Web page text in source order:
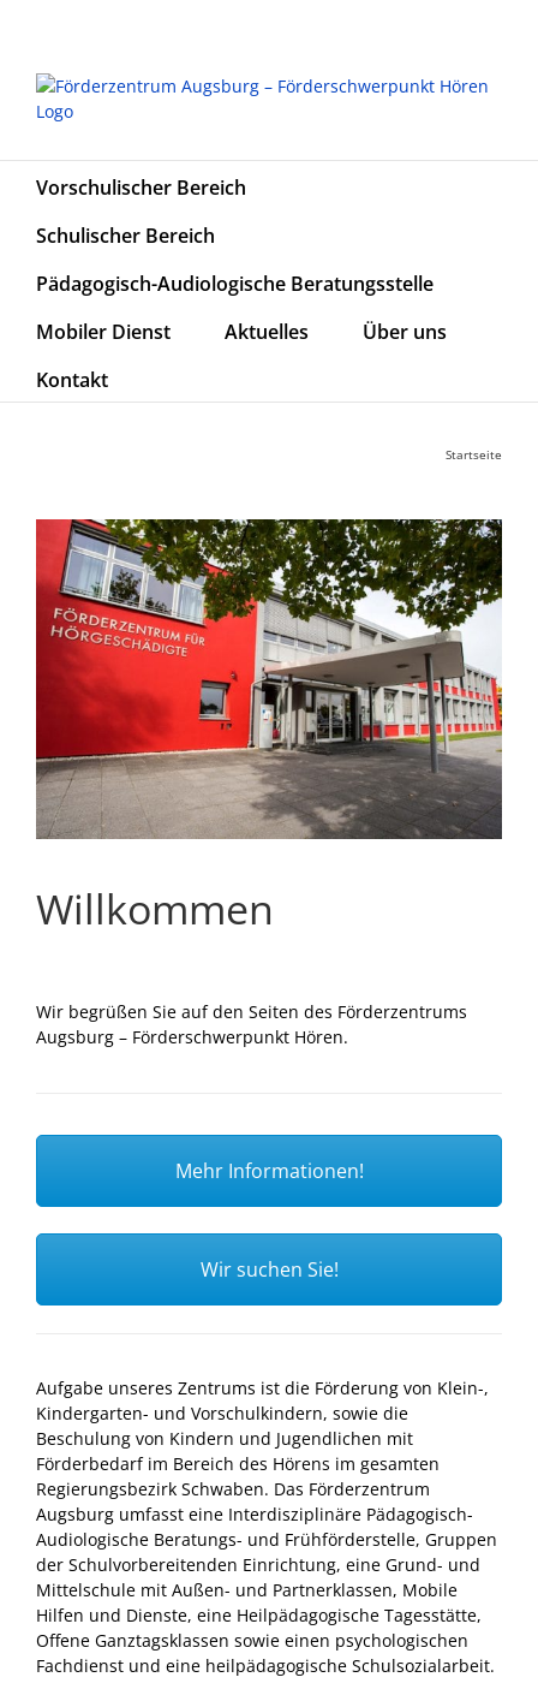
Vorschulischer Bereich
Schulischer Bereich
Pädagogisch-Audiologische Beratungsstelle
Mobiler Dienst
Aktuelles
Über uns
Kontakt
Startseite
Willkommen
Wir begrüßen Sie auf den Seiten des Förderzentrums
Augsburg – Förderschwerpunkt Hören.
Mehr Informationen!
Wir suchen Sie!
Aufgabe unseres Zentrums ist die Förderung von Klein-,
Kindergarten- und Vorschulkindern, sowie die
Beschulung von Kindern und Jugendlichen mit
Förderbedarf im Bereich des Hörens im gesamten
Regierungsbezirk Schwaben. Das Förderzentrum
Augsburg umfasst eine Interdisziplinäre Pädagogisch-
Audiologische Beratungs- und Frühförderstelle, Gruppen
der Schulvorbereitenden Einrichtung, eine Grund- und
Mittelschule mit Außen- und Partnerklassen, Mobile
Hilfen und Dienste, eine Heilpädagogische Tagesstätte,
Offene Ganztagsklassen sowie einen psychologischen
Fachdienst und eine heilpädagogische Schulsozialarbeit.